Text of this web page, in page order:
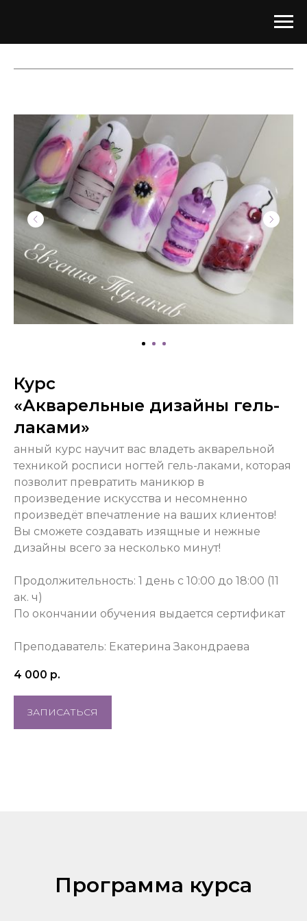
Курс
«Акварельные дизайны гель-
лаками»
анный курс научит вас владеть акварельной
техникой росписи ногтей гель-лаками, которая
позволит превратить маникюр в
произведение искусства и несомненно
произведёт впечатление на ваших клиентов!
Вы сможете создавать изящные и нежные
дизайны всего за несколько минут!
Продолжительность: 1 день с 10:00 до 18:00 (11
ак. ч)
По окончании обучения выдается сертификат
Преподаватель: Екатерина Закондраева
4 000 р.
ЗАПИСАТЬСЯ
Программа курса